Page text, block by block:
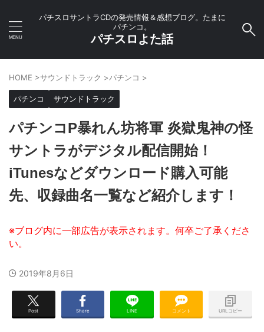
パチスロサントラCDの発売情報＆感想ブログ。たまに
パチンコ。
パチスロよた話
HOME >サウンドトラック >パチンコ >
パチンコ サウンドトラック
パチンコP暴れん坊将軍 炎獄鬼神の怪
サントラがデジタル配信開始！
iTunesなどダウンロード購入可能
先、収録曲名一覧など紹介します！
2019年8月6日
Post Share LINE コメント URLコピー